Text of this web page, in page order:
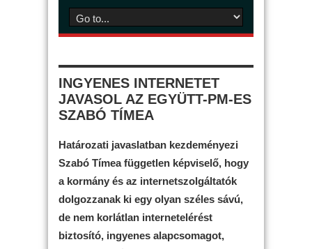
INGYENES INTERNETET
JAVASOL AZ EGYÜTT-PM-ES
SZABÓ TÍMEA
Határozati javaslatban kezdeményezi
Szabó Tímea független képviselő, hogy
a kormány és az internetszolgáltatók
dolgozzanak ki egy olyan széles sávú,
de nem korlátlan internetelérést
biztosító, ingyenes alapcsomagot,